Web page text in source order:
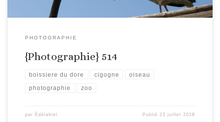
PHOTOGRAPHIE
{Photographie} 514
boissiere du dore cigogne oiseau
photographie zoo
par Édélahiel Publié23 juillet 2018